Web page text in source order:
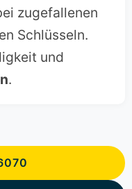
zugefallenen
Schlüsseln.
und
.